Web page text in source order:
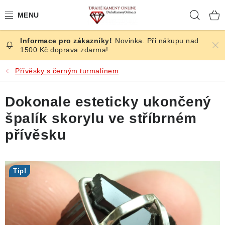
na
ČESKÉ KAMENY
ŠPERKY
KAMENY ZE SVĚTA
BROUŠENÉ
ÚČINKY
KRYSTALY
Novinka. Při nákupu nad
1500 Kč doprava zdarma!
Přívěsky s černým turmalínem
Dokonale esteticky ukončený
špalík skorylu ve stříbrném
přívěsku
Tip!